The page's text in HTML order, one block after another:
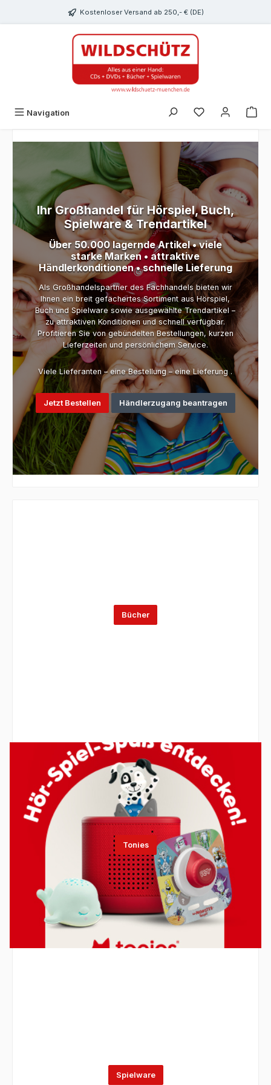
Kostenloser Versand ab 250,- € (DE)
Navigation Du hast 0
Ihr Großhandel für Hörspiel, Buch,
Spielware & Trendartikel
Über 50.000 lagernde Artikel • viele
starke Marken • attraktive
Händlerkonditionen • schnelle Lieferung
Als Großhandelspartner des Fachhandels bieten wir
Ihnen ein breit gefächertes Sortiment aus Hörspiel,
Buch und Spielware sowie ausgewählte Trendartikel –
zu attraktiven Konditionen und schnell verfügbar.
Profitieren Sie von gebündelten Bestellungen, kurzen
Lieferzeiten und persönlichem Service.
Viele Lieferanten – eine Bestellung – eine Lieferung .
Jetzt Bestellen Händlerzugang beantragen
Bücher
Tonies
Spielware